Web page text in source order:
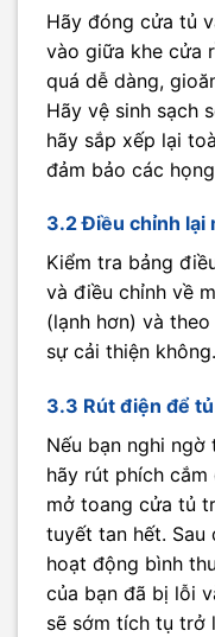
Hãy đóng cửa tủ
vào giữa khe cửa
quá dễ dàng,
Hãy vệ sinh sạch
hãy sắp xếp lại
đảm bảo các
3.2 Điều chỉnh lại
Kiểm tra bảng
và điều chỉnh về
(lạnh hơn) và
sự cải thiện không.
3.3 Rút điện để
Nếu bạn nghi
hãy rút phích
mở toang cửa tủ
tuyết tan hết. Sau
hoạt động bình
của bạn đã bị lỗi
sẽ sớm tích tụ trở